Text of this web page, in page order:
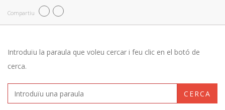
Compartiu
Introduïu la paraula que voleu cercar i feu clic en el botó de
cerca.
CERCA